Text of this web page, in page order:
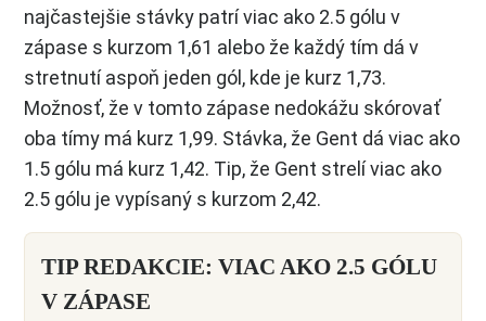
najčastejšie stávky patrí viac ako 2.5 gólu v
zápase s kurzom 1,61 alebo že každý tím dá v
stretnutí aspoň jeden gól, kde je kurz 1,73.
Možnosť, že v tomto zápase nedokážu skórovať
oba tímy má kurz 1,99. Stávka, že Gent dá viac ako
1.5 gólu má kurz 1,42. Tip, že Gent strelí viac ako
2.5 gólu je vypísaný s kurzom 2,42.
TIP REDAKCIE: VIAC AKO 2.5 GÓLU
V ZÁPASE